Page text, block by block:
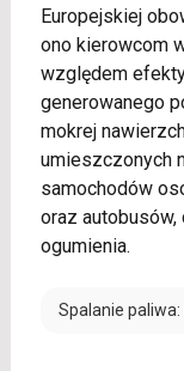
Europejskiej
ono kierowcom
względem
generowanego
mokrej
umieszczonych
samochodów
oraz autobusów,
ogumienia.
Spalanie paliwa: